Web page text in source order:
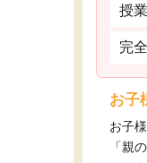
授
完
お子
お子
「親